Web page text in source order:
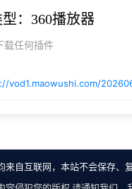
：360播放器
载任何插件
vod1.maowushi.com/
来自互联网，本站不会保存、